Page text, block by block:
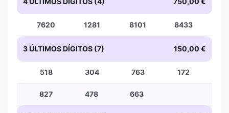
7620 1281 8101 8433
3 ÚLTIMOS DÍGITOS (7) 150,00 €
518 304 763 172
827 478 663